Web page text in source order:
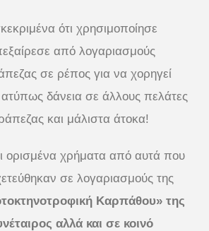
ότι χρησιμοποίησε
από λογαριασμούς
σε ρέπος για να χορηγεί
δάνεια σε άλλους πελάτες
και μάλιστα άτοκα!
ορισμένα χρήματα από αυτά που
σε λογαριασμούς της
Καρπάθου» της
αλλά και σε κοινό